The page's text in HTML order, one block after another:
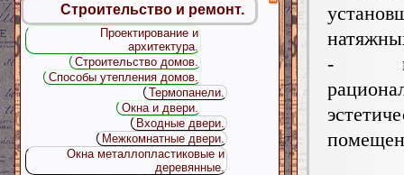
-
Строительство и ремонт.
Проектирование и
архитектура.
Строительство домов.
Способы утепления домов.
Термопанели.
Окна и двери.
Входные двери.
Межкомнатные двери.
Окна металлопластиковые и
деревянные.